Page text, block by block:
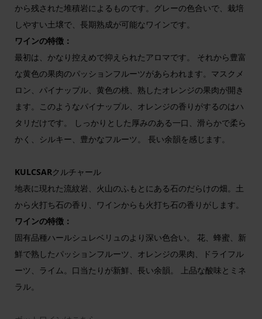
から残された堆積岩によるものです。グレーの色合いで、栽培
しやすい土壌で、長期熟成が可能なワインです。
ワインの特徴：
最初は、かなり控えめで抑えられたアロマです。 それから豊富
な黄色の果肉のパッションフルーツがあらわれます。マスクメ
ロン、パイナップル、黄色の桃、熟したオレンジの果肉が開き
ます。このようなパイナップル、オレンジの香りがするのはハ
タリだけです。 しっかりとした厚みのある一口、滑らかで柔ら
かく、シルキー、豊かなフルーツ。 長い余韻を感じます。
KULCSARクルチャール
地表に現れた流紋岩、火山のふもとにある石のだらけの畑。土
から火打ち石の香り、ワインからも火打ち石の香りがします。
ワインの特徴：
固有品種ハールシュレベリュのより深い色合い。 花、蜂蜜、新
鮮で熟したパッションフルーツ、オレンジの果肉、ドライフル
ーツ、ライム。口当たりが新鮮、長い余韻。 上品な酸味とミネ
ラル。